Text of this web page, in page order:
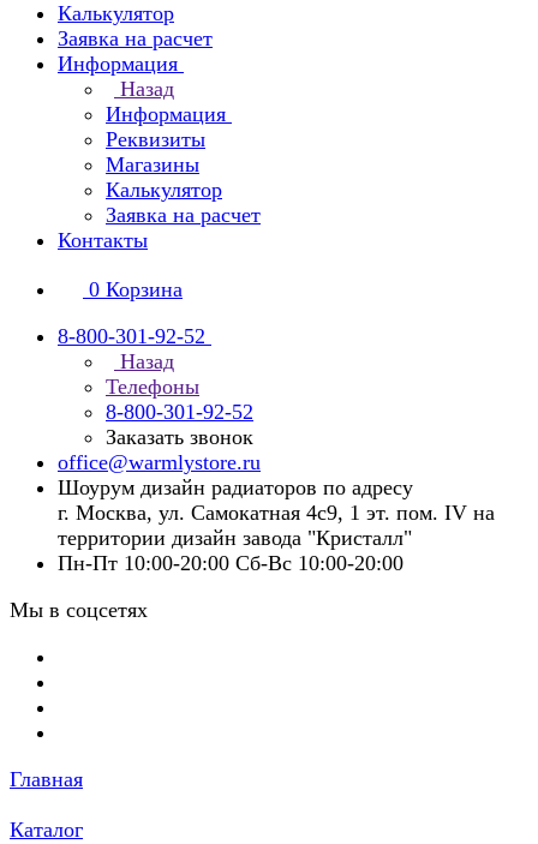
Калькулятор
Заявка на расчет
Информация
Назад
Информация
Реквизиты
Магазины
Калькулятор
Заявка на расчет
Контакты
0 Корзина
8-800-301-92-52
Назад
Телефоны
8-800-301-92-52
Заказать звонок
office@warmlystore.ru
Шоурум дизайн радиаторов по адресу
г. Москва, ул. Самокатная 4с9, 1 эт. пом. IV на
территории дизайн завода "Кристалл"
Пн-Пт 10:00-20:00 Сб-Вс 10:00-20:00
Мы в соцсетях
Главная
Каталог